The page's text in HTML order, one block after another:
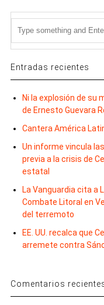
Entradas recientes
Ni la explosión de su
de Ernesto Guevara
Cantera América
Un informe vincula
previa a la crisis de
estatal
La Vanguardia cita a
Combate Litoral en
del terremoto
EE. UU. recalca que
arremete contra
Comentarios